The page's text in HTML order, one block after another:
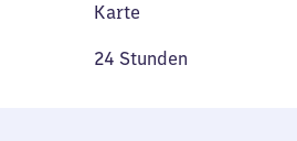
Karte
24 Stunden